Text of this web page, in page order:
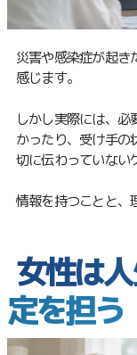
災害や感染症が起き
感じます。
しかし実際には、
かったり、受け手の
切に伝わっていない
情報を持つことと、
女性は
定を担う